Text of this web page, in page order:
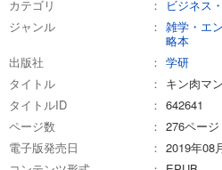
カテゴリ
ビジネス
ジャンル
雑学・エ
略本
出版社
学研
タイトル
キン肉マ
タイトルID
642641
ページ数
276ページ
電子版発売日
2019年08